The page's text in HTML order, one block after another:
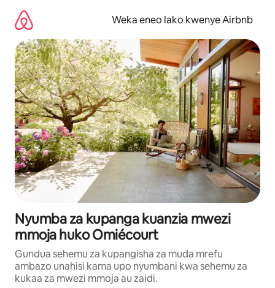
kwenda
kwenye
maudhui
Weka eneo lako kwenye Airbnb
Nyumba za kupanga kuanzia mwezi
mmoja huko Omiécourt
Gundua sehemu za kupangisha za muda mrefu
ambazo unahisi kama upo nyumbani kwa sehemu za
kukaa za mwezi mmoja au zaidi.